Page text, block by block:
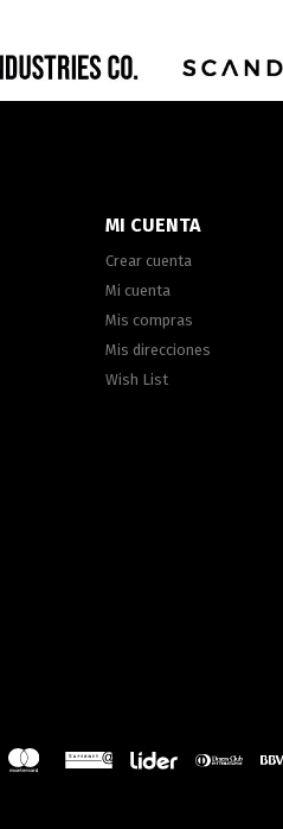
MI CUENTA
Crear cuenta
Mi cuenta
Mis compras
Mis direcciones
Wish List